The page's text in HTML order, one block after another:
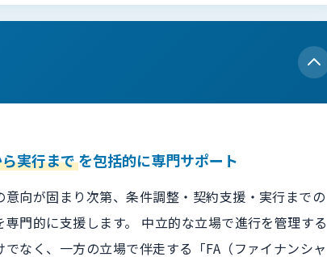
実行までを包括的に専門サポート
意向が固まり次第、条件調整・契約支援・実行までの
専門的に支援します。 中立的な立場で進行を管理する
でなく、一方の立場で伴走する「FA（ファイナンシャ